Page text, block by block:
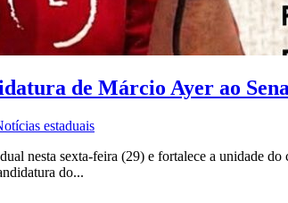
de Márcio Ayer ao
estaduais
nesta sexta-feira (29) e fortalece a unidade
do...